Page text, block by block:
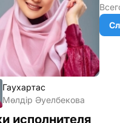
Гаухартас
Мөлдір Әуелбекова
исполнителя